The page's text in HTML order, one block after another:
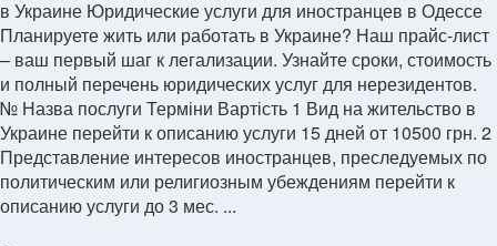
в Украине Юридические услуги для иностранцев в Одессе
Планируете жить или работать в Украине? Наш прайс-лист
– ваш первый шаг к легализации. Узнайте сроки, стоимость
и полный перечень юридических услуг для нерезидентов.
№ Назва послуги Терміни Вартість 1 Вид на жительство в
Украине перейти к описанию услуги 15 дней от 10500 грн. 2
Представление интересов иностранцев, преследуемых по
политическим или религиозным убеждениям перейти к
описанию услуги до 3 мес. ...